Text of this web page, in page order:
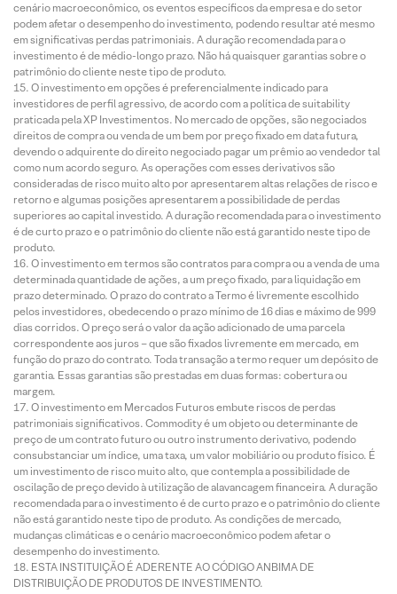
cenário macroeconômico, os eventos específicos da empresa e do setor
podem afetar o desempenho do investimento, podendo resultar até mesmo
em significativas perdas patrimoniais. A duração recomendada para o
investimento é de médio-longo prazo. Não há quaisquer garantias sobre o
patrimônio do cliente neste tipo de produto.
O investimento em opções é preferencialmente indicado para
investidores de perfil agressivo, de acordo com a política de suitability
praticada pela XP Investimentos. No mercado de opções, são negociados
direitos de compra ou venda de um bem por preço fixado em data futura,
devendo o adquirente do direito negociado pagar um prêmio ao vendedor tal
como num acordo seguro. As operações com esses derivativos são
consideradas de risco muito alto por apresentarem altas relações de risco e
retorno e algumas posições apresentarem a possibilidade de perdas
superiores ao capital investido. A duração recomendada para o investimento
é de curto prazo e o patrimônio do cliente não está garantido neste tipo de
produto.
O investimento em termos são contratos para compra ou a venda de uma
determinada quantidade de ações, a um preço fixado, para liquidação em
prazo determinado. O prazo do contrato a Termo é livremente escolhido
pelos investidores, obedecendo o prazo mínimo de 16 dias e máximo de 999
dias corridos. O preço será o valor da ação adicionado de uma parcela
correspondente aos juros – que são fixados livremente em mercado, em
função do prazo do contrato. Toda transação a termo requer um depósito de
garantia. Essas garantias são prestadas em duas formas: cobertura ou
margem.
O investimento em Mercados Futuros embute riscos de perdas
patrimoniais significativos. Commodity é um objeto ou determinante de
preço de um contrato futuro ou outro instrumento derivativo, podendo
consubstanciar um índice, uma taxa, um valor mobiliário ou produto físico. É
um investimento de risco muito alto, que contempla a possibilidade de
oscilação de preço devido à utilização de alavancagem financeira. A duração
recomendada para o investimento é de curto prazo e o patrimônio do cliente
não está garantido neste tipo de produto. As condições de mercado,
mudanças climáticas e o cenário macroeconômico podem afetar o
desempenho do investimento.
ESTA INSTITUIÇÃO É ADERENTE AO CÓDIGO ANBIMA DE
DISTRIBUIÇÃO DE PRODUTOS DE INVESTIMENTO.